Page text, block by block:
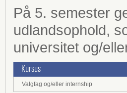
På 5. semester
udlandsophold,
universitet og/
Kursus
Valgfag og/eller internship